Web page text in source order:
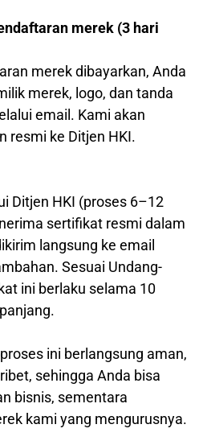
merek (3 hari
merek dibayarkan, Anda
merek, logo, dan tanda
email. Kami akan
resmi ke Ditjen HKI.
Ditjen HKI (proses 6–12
sertifikat resmi dalam
langsung ke email
Sesuai Undang-
ini berlaku selama 10
ini berlangsung aman,
sehingga Anda bisa
bisnis, sementara
kami yang mengurusnya.